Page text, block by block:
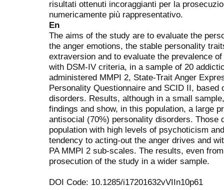
risultati ottenuti incoraggianti per la
numericamente più rappresentativo.
En
The aims of the study are to evaluate the
the anger emotions, the stable personality
extraversion and to evaluate the prevalence
with DSM-IV criteria, in a sample of 20
administered MMPI 2, State-Trait Anger
Personality Questionnaire and SCID II,
disorders. Results, although in a small
findings and show, in this population, a large
antisocial (70%) personality disorders. Those
population with high levels of psychoticism
tendency to acting-out the anger drives and
PA MMPI 2 sub-scales. The results, even
prosecution of the study in a wider sample.
DOI Code: 10.1285/i17201632vVIIn10p61